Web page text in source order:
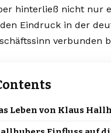
hinterließ nicht nur
Eindruck in der
verbunden
Leben von Klaus